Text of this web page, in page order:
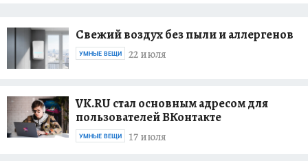
Свежий воздух без пыли и аллергенов
22 июля
УМНЫЕ ВЕЩИ
VK.RU стал основным адресом для
пользователей ВКонтакте
17 июля
УМНЫЕ ВЕЩИ